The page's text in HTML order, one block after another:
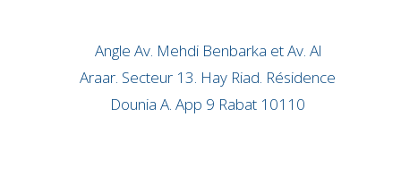
Angle Av. Mehdi Benbarka et Av. Al
Araar. Secteur 13. Hay Riad. Résidence
Dounia A. App 9 Rabat 10110